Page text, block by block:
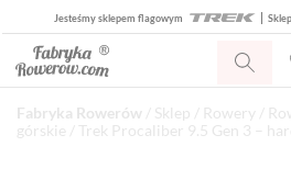
Jesteśmy sklepem flagowym
Fabryka Rowerów Sklep Rowery
górskie / Trek Procaliber 9.5 Gen 3 –